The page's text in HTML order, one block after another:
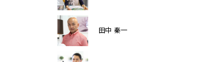
田中 秦一